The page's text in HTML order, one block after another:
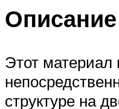
Этот материал
структуре на